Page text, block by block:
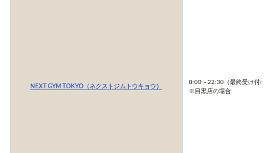
NEXT GYM TOKYO（ネクストジムトウキョウ）
8:00～22:30（最終受け付け
※目黒店の場合